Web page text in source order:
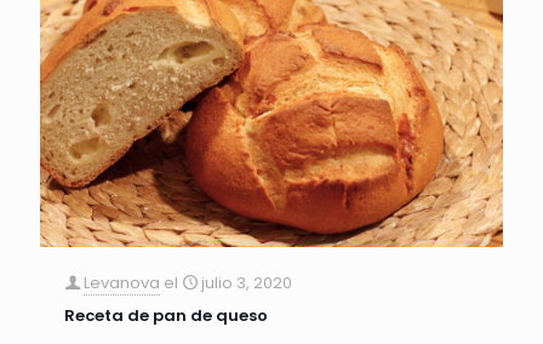
Levanova el
julio 3, 2020
Receta de pan de queso